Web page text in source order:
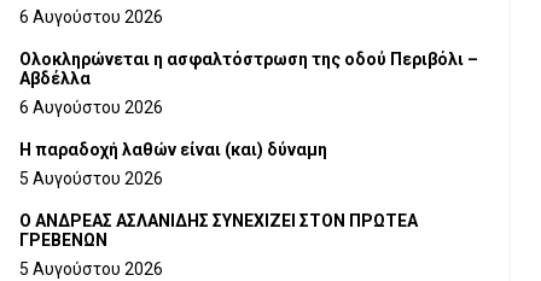
6 Αυγούστου 2026
Ολοκληρώνεται η ασφαλτόστρωση της οδού Περιβόλι –
Αβδέλλα
6 Αυγούστου 2026
H παραδοχή λαθών είναι (και) δύναμη
5 Αυγούστου 2026
Ο ΑΝΔΡΕΑΣ ΑΣΛΑΝΙΔΗΣ ΣΥΝΕΧΙΖΕΙ ΣΤΟΝ ΠΡΩΤΕΑ
ΓΡΕΒΕΝΩΝ
5 Αυγούστου 2026